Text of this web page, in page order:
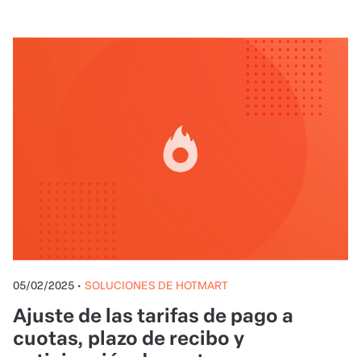
05/02/2025 • SOLUCIONES DE HOTMART
Ajuste de las tarifas de pago a
cuotas, plazo de recibo y